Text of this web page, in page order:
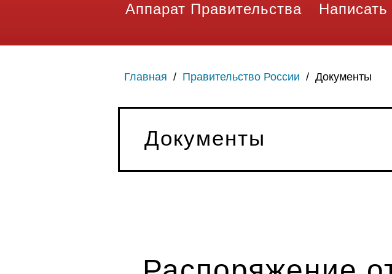
Аппарат Правительства
Главная / Правительство России / Документы
Документы